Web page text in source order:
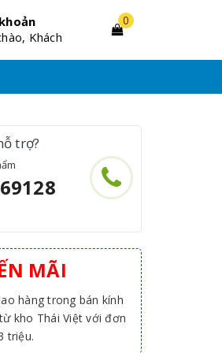
Khách
0
trợ?
MÃI
hàng trong bán kính
kho Thái Việt với đơn
triệu.